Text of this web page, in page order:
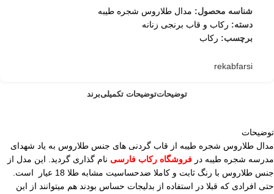
شناسه محصول: مدال طلاروس شجره طیبه
دسته: رکاب و قاب برنجی زنانه
برچسب: رکاب
rekabfarsi
توضیحاتتوضیحات تکمیلیبرند
توضیحات
مدال طلاروس شجره طیبه از قاب گردنی های جنس طلاروس به یاد شهدای
مدرسه شجره طیبه در فروشگاه رکاب فارسی نام گذاری گردید. این مدل از
جنس طلاروس با رنگ ثابت و کاملا ضدحساسیت مشابه طلا 18 عیار است.
حتی افرادی که قبلا در استفاده از بدلیجات حساس بودند هم میتوانند از این